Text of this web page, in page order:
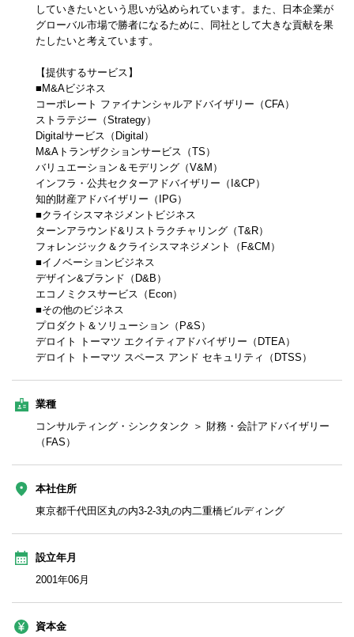
していきたいという思いが込められています。また、日本企業が
グローバル市場で勝者になるために、同社として大きな貢献を果
たしたいと考えています。
【提供するサービス】
■M&Aビジネス
コーポレート ファイナンシャルアドバイザリー（CFA）
ストラテジー（Strategy）
Digitalサービス（Digital）
M&Aトランザクションサービス（TS）
バリュエーション＆モデリング（V&M）
インフラ・公共セクターアドバイザリー（I&CP）
知的財産アドバイザリー（IPG）
■クライシスマネジメントビジネス
ターンアラウンド&リストラクチャリング（T&R）
フォレンジック＆クライシスマネジメント（F&CM）
■イノベーションビジネス
デザイン&ブランド（D&B）
エコノミクスサービス（Econ）
■その他のビジネス
プロダクト＆ソリューション（P&S）
デロイト トーマツ エクイティアドバイザリー（DTEA）
デロイト トーマツ スペース アンド セキュリティ（DTSS）
業種
コンサルティング・シンクタンク ＞ 財務・会計アドバイザリー
（FAS）
本社住所
東京都千代田区丸の内3-2-3丸の内二重橋ビルディング
設立年月
2001年06月
資本金